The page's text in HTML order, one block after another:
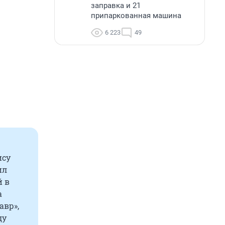
в
заправка и 21
припаркованная машина
6 223 49